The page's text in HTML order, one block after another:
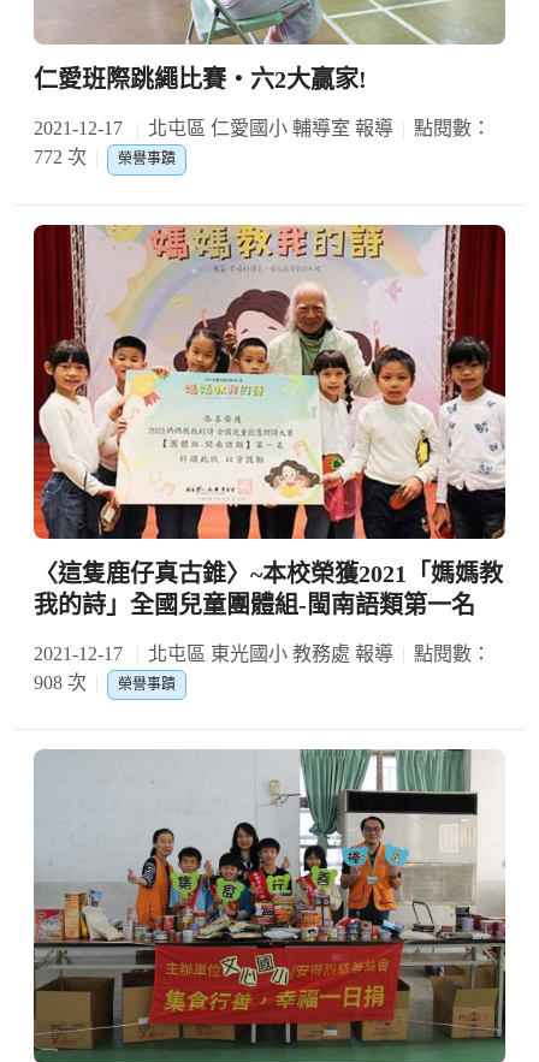
仁愛班際跳繩比賽‧六2大贏家!
2021-12-17 北屯區 仁愛國小 輔導室 報導
點閱數：
772 次
榮譽事蹟
〈這隻鹿仔真古錐〉~本校榮獲2021「媽媽教
我的詩」全國兒童團體組-閩南語類第一名
2021-12-17 北屯區 東光國小 教務處 報導
點閱數：
908 次
榮譽事蹟